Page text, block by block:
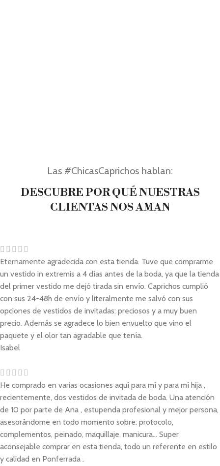
Las #ChicasCaprichos hablan:
DESCUBRE POR QUÉ NUESTRAS
CLIENTAS NOS AMAN
Eternamente agradecida con esta tienda. Tuve que comprarme
un vestido in extremis a 4 días antes de la boda, ya que la tienda
del primer vestido me dejó tirada sin envío. Caprichos cumplió
con sus 24-48h de envío y literalmente me salvó con sus
opciones de vestidos de invitadas: preciosos y a muy buen
precio. Además se agradece lo bien envuelto que vino el
paquete y el olor tan agradable que tenía.
Isabel
He comprado en varias ocasiones aquí para mí y para mí hija ,
recientemente, dos vestidos de invitada de boda. Una atención
de 10 por parte de Ana , estupenda profesional y mejor persona,
asesorándome en todo momento sobre: protocolo,
complementos, peinado, maquillaje, manicura... Super
aconsejable comprar en esta tienda, todo un referente en estilo
y calidad en Ponferrada .